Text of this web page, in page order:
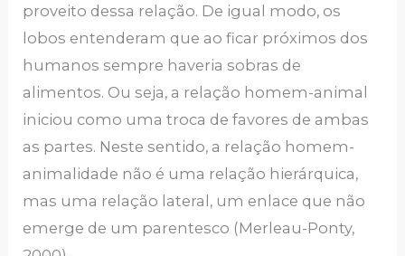
proveito dessa relação. De igual modo, os
lobos entenderam que ao ficar próximos dos
humanos sempre haveria sobras de
alimentos. Ou seja, a relação homem-animal
iniciou como uma troca de favores de ambas
as partes. Neste sentido, a relação homem-
animalidade não é uma relação hierárquica,
mas uma relação lateral, um enlace que não
emerge de um parentesco (Merleau-Ponty,